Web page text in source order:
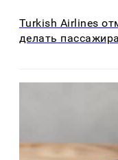
Turkish Airlines
делать